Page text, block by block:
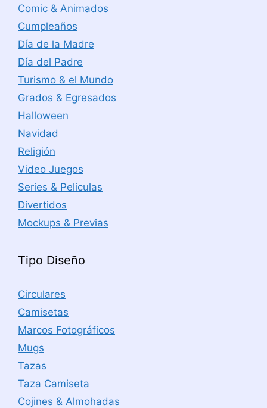
Comic & Animados
Cumpleaños
Día de la Madre
Día del Padre
Turismo & el Mundo
Grados & Egresados
Halloween
Navidad
Religión
Video Juegos
Series & Peliculas
Divertidos
Mockups & Previas
Tipo Diseño
Circulares
Camisetas
Marcos Fotográficos
Mugs
Tazas
Taza Camiseta
Cojines & Almohadas